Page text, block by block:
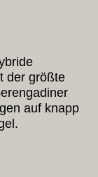
der größte
auf knapp